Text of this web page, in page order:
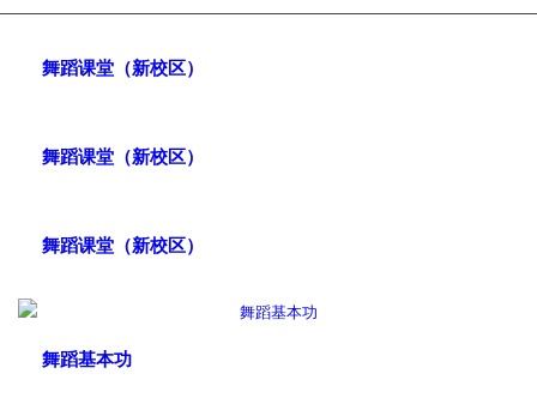
舞蹈课堂（新校区）
舞蹈课堂（新校区）
舞蹈课堂（新校区）
舞蹈基本功